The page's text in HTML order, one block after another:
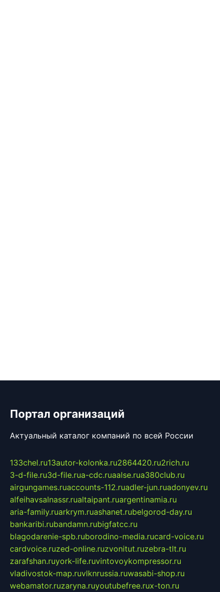
Портал организаций
Актуальный каталог компаний по всей России
133chel.ru13autor-kolonka.ru2864420.ru2rich.ru
3-d-file.ru3d-file.rua-cdc.ruaalse.rua380club.ru
airgungames.ruaccounts-112.ruadler-jun.ruadonyev.ru
alfeihavsalnassr.rualtaipant.ruargentinamia.ru
aria-family.ruarkrym.ruashanet.rubelgorod-day.ru
bankaribi.rubandamn.rubigfatcc.ru
blagodarenie-spb.ruborodino-media.rucard-voice.ru
cardvoice.ruzed-online.ruzvonitut.ruzebra-tlt.ru
zarafshan.ruyork-life.ruvintovoykompressor.ru
vladivostok-map.ruvlknrussia.ruwasabi-shop.ru
webamator.ruzaryna.ruyoutubefree.rux-ton.ru